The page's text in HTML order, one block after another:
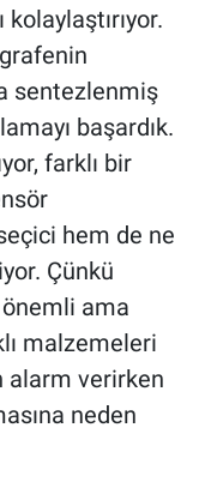
sentezlenmiş
başardık.
farklı bir
hem de ne
Çünkü
ama
malzemeleri
alarm verirken
neden